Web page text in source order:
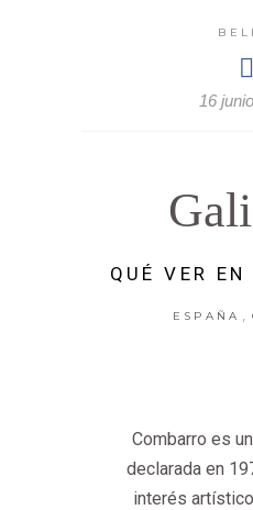
16
QUÉ VER EN
ESPAÑA
Combarro es
declarada en
interés